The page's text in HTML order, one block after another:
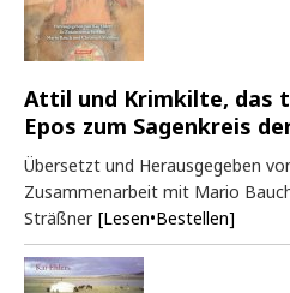
Attil und Krimkilte, das
Epos zum Sagenkreis
Übersetzt und Herausgegeben
Zusammenarbeit mit Mario
Sträßner [Lesen•Bestellen]